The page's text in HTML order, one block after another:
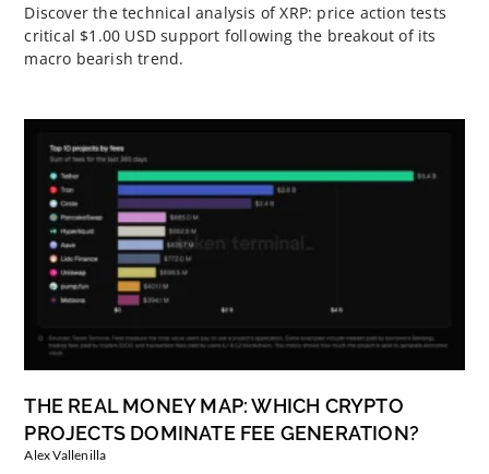
Discover the technical analysis of XRP: price action tests
critical $1.00 USD support following the breakout of its
macro bearish trend.
THE REAL MONEY MAP: WHICH CRYPTO
PROJECTS DOMINATE FEE GENERATION?
Alex Vallenilla